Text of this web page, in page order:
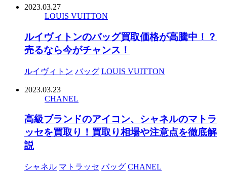
2023.03.27
LOUIS VUITTON
ルイヴィトンのバッグ買取価格が高騰中！？
売るなら今がチャンス！
ルイヴィトン バッグ LOUIS VUITTON
2023.03.23
CHANEL
高級ブランドのアイコン、シャネルのマトラ
ッセを買取り！買取り相場や注意点を徹底解
説
シャネル マトラッセ バッグ CHANEL